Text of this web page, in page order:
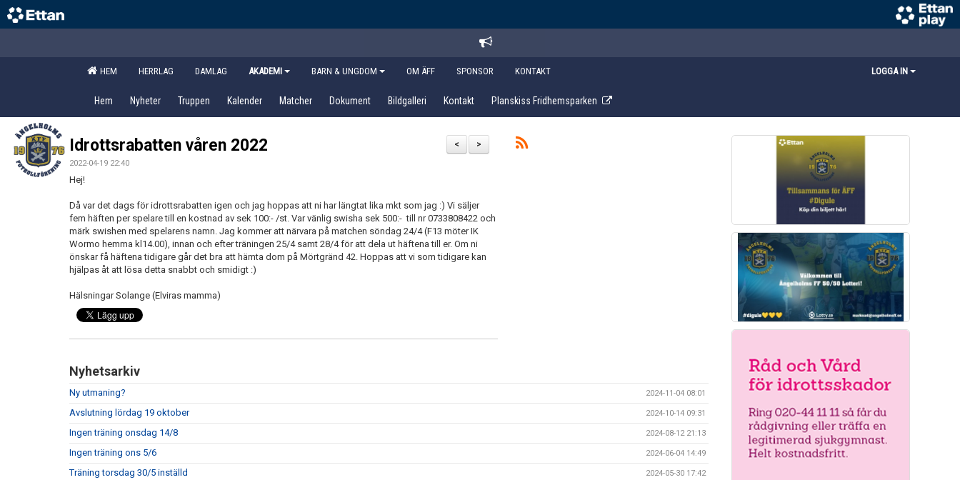
HEM HERRLAG DAMLAG AKADEMI BARN & UNGDOM OM ÄFF SPONSOR KONTAKT LOGGA IN
Hem Nyheter Truppen Kalender Matcher Dokument Bildgalleri Kontakt Planskiss Fridhemsparken
>
<
Idrottsrabatten våren 2022
2022-04-19 22:40
Hej!
Då var det dags för idrottsrabatten igen och jag hoppas att ni har längtat lika mkt som jag :) Vi säljer
fem häften per spelare till en kostnad av sek 100:- /st. Var vänlig swisha sek 500:- till nr 0733808422 och
märk swishen med spelarens namn. Jag kommer att närvara på matchen söndag 24/4 (F13 möter IK
Wormo hemma kl14.00), innan och efter träningen 25/4 samt 28/4 för att dela ut häftena till er. Om ni
önskar få häftena tidigare går det bra att hämta dom på Mörtgränd 42. Hoppas att vi som tidigare kan
hjälpas åt att lösa detta snabbt och smidigt :)
Hälsningar Solange (Elviras mamma)
Nyhetsarkiv
Ny utmaning? 2024-11-04 08:01
Avslutning lördag 19 oktober 2024-10-14 09:31
Ingen träning onsdag 14/8 2024-08-12 21:13
Ingen träning ons 5/6 2024-06-04 14:49
Träning torsdag 30/5 inställd 2024-05-30 17:42